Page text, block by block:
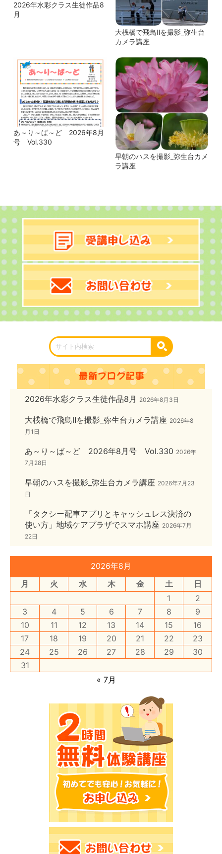
2026年水彩クラス生徒作品8
月
大桟橋で飛鳥Ⅱを撮影_弥生台
カメラ講座
あ～り～ば～ど 2026年8月
号 Vol.330
早朝のハスを撮影_弥生台カメ
ラ講座
2026年水彩クラス生徒作品8月 2026年8月3日
大桟橋で飛鳥Ⅱを撮影_弥生台カメラ講座 2026年8
月1日
あ～り～ば～ど 2026年8月号 Vol.330 2026年
7月28日
早朝のハスを撮影_弥生台カメラ講座 2026年7月23
日
「タクシー配車アプリとキャッシュレス決済の
使い方」地域ケアプラザでスマホ講座 2026年7月
22日
2026年8月
月
火 水 木 金 土
日
1
2
3
4 5 6 7 8
9
10
11 12 13 14 15
16
17
18 19 20 21 22
23
24
25 26 27 28 29
30
31
« 7月